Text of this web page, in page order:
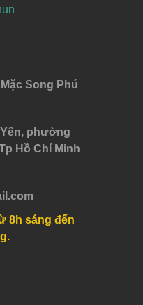
Mặc Song Phú
phường
Hồ Chí Minh
8h sáng đến